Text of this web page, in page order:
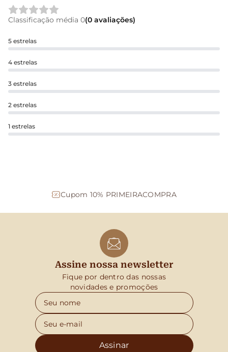
Classificação média 0(0 avaliações)
5 estrelas
4 estrelas
3 estrelas
2 estrelas
1 estrelas
Cupom 10% PRIMEIRACOMPRA
Assine nossa newsletter
Fique por dentro das nossas
novidades e promoções
Assinar